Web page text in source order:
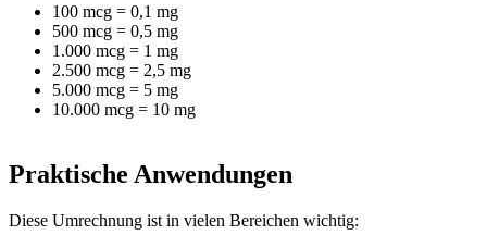
100 mcg = 0,1 mg
500 mcg = 0,5 mg
1.000 mcg = 1 mg
2.500 mcg = 2,5 mg
5.000 mcg = 5 mg
10.000 mcg = 10 mg
Praktische Anwendungen
Diese Umrechnung ist in vielen Bereichen wichtig: